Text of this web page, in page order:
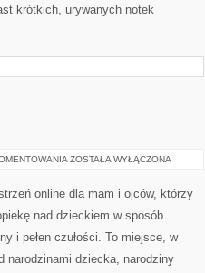
krótkich, urywanych notek
RODZIC-
ZOSTAŁA WYŁĄCZONA
online dla mam i ojców, którzy
nad dzieckiem w sposób
i pełen czułości. To miejsce, w
narodzinami dziecka, narodziny